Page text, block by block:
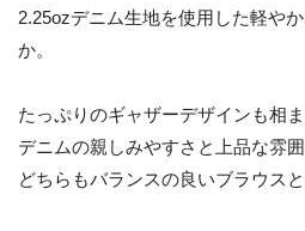
2.25ozデニム生地を使用した軽や
か。
たっぷりのギャザーデザインも相
デニムの親しみやすさと上品な雰囲
どちらもバランスの良いブラウスと